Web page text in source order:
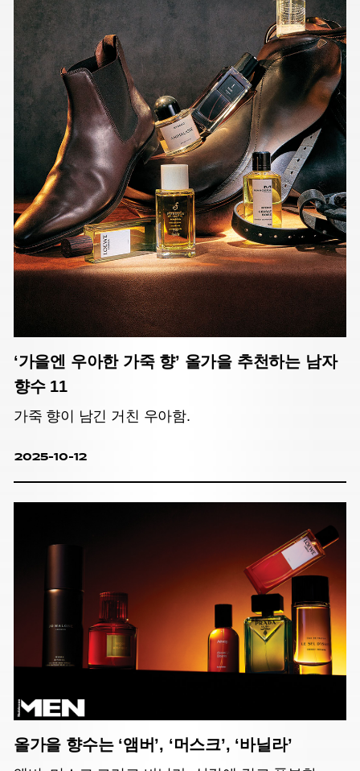
‘가을엔 우아한 가죽 향’ 올가을 추천하는 남자
향수 11
가죽 향이 남긴 거친 우아함.
2025-10-12
올가을 향수는 ‘앰버’, ‘머스크’, ‘바닐라’